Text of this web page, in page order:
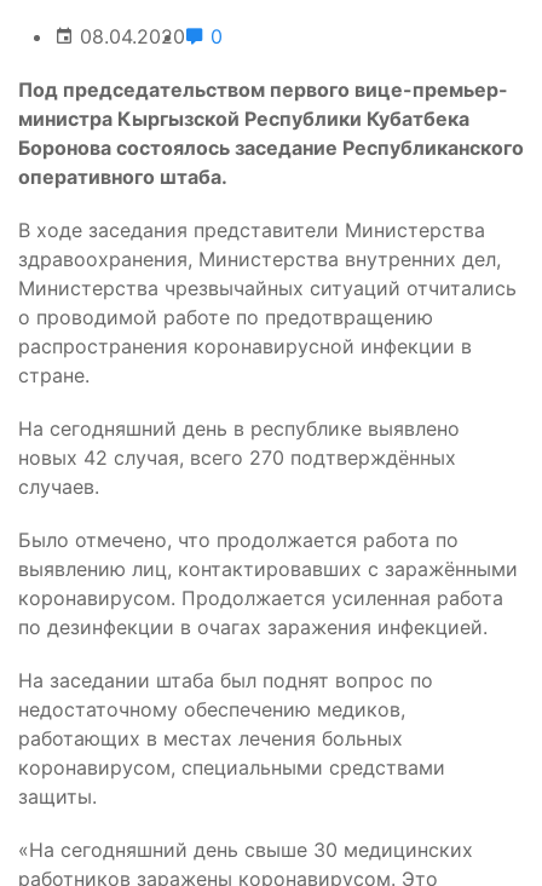
08.04.2020 0
Под председательством первого вице-премьер-
министра Кыргызской Республики Кубатбека
Боронова состоялось заседание Республиканского
оперативного штаба.
В ходе заседания представители Министерства
здравоохранения, Министерства внутренних дел,
Министерства чрезвычайных ситуаций отчитались
о проводимой работе по предотвращению
распространения коронавирусной инфекции в
стране.
На сегодняшний день в республике выявлено
новых 42 случая, всего 270 подтверждённых
случаев.
Было отмечено, что продолжается работа по
выявлению лиц, контактировавших с заражёнными
коронавирусом. Продолжается усиленная работа
по дезинфекции в очагах заражения инфекцией.
На заседании штаба был поднят вопрос по
недостаточному обеспечению медиков,
работающих в местах лечения больных
коронавирусом, специальными средствами
защиты.
«На сегодняшний день свыше 30 медицинских
работников заражены коронавирусом. Это